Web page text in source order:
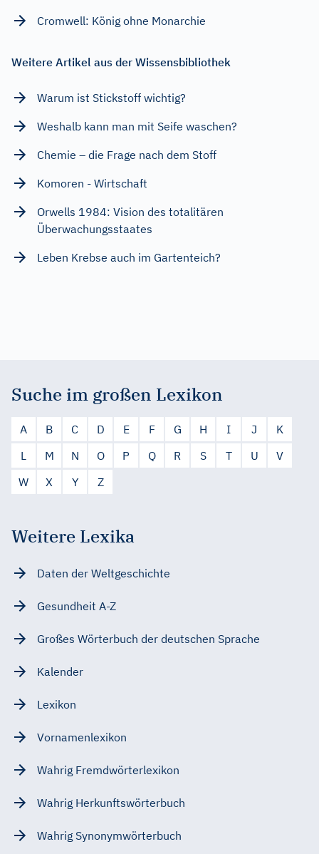
Cromwell: König ohne Monarchie
Weitere Artikel aus der Wissensbibliothek
Warum ist Stickstoff wichtig?
Weshalb kann man mit Seife waschen?
Chemie – die Frage nach dem Stoff
Komoren - Wirtschaft
Orwells 1984: Vision des totalitären
Überwachungsstaates
Leben Krebse auch im Gartenteich?
Suche im großen Lexikon
A B C D E F G H I J
K
L
M N O P Q R S T U
V
W
X Y Z
Weitere Lexika
Daten der Weltgeschichte
Gesundheit A-Z
Großes Wörterbuch der deutschen Sprache
Kalender
Lexikon
Vornamenlexikon
Wahrig Fremdwörterlexikon
Wahrig Herkunftswörterbuch
Wahrig Synonymwörterbuch